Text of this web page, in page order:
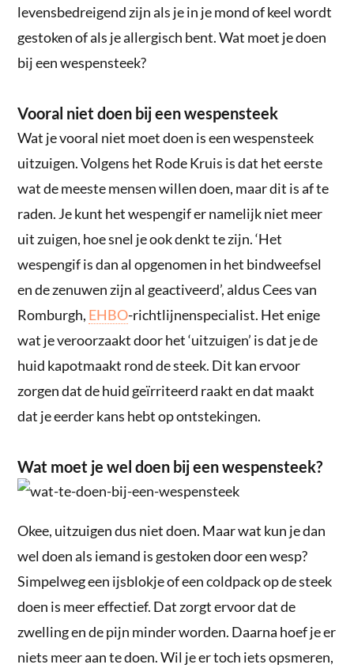
levensbedreigend zijn als je in je mond of keel wordt
gestoken of als je allergisch bent. Wat moet je doen
bij een wespensteek?
Vooral niet doen bij een wespensteek
Wat je vooral niet moet doen is een wespensteek
uitzuigen. Volgens het Rode Kruis is dat het eerste
wat de meeste mensen willen doen, maar dit is af te
raden. Je kunt het wespengif er namelijk niet meer
uit zuigen, hoe snel je ook denkt te zijn. ‘Het
wespengif is dan al opgenomen in het bindweefsel
en de zenuwen zijn al geactiveerd’, aldus Cees van
Romburgh, EHBO-richtlijnenspecialist. Het enige
wat je veroorzaakt door het ‘uitzuigen’ is dat je de
huid kapotmaakt rond de steek. Dit kan ervoor
zorgen dat de huid geïrriteerd raakt en dat maakt
dat je eerder kans hebt op ontstekingen.
Wat moet je wel doen bij een wespensteek?
Okee, uitzuigen dus niet doen. Maar wat kun je dan
wel doen als iemand is gestoken door een wesp?
Simpelweg een ijsblokje of een coldpack op de steek
doen is meer effectief. Dat zorgt ervoor dat de
zwelling en de pijn minder worden. Daarna hoef je er
niets meer aan te doen. Wil je er toch iets opsmeren,